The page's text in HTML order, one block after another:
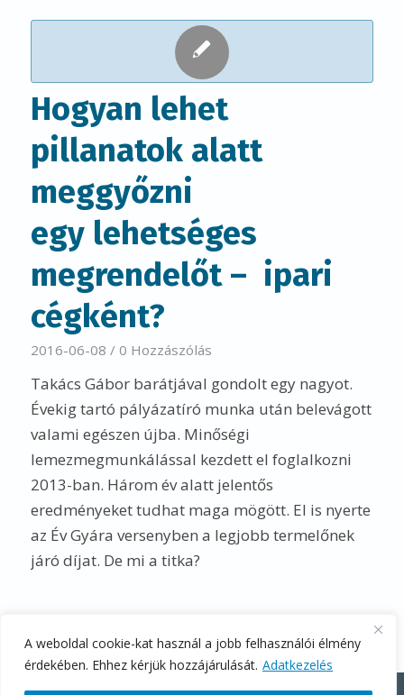
A weboldal cookie-kat használ a jobb felhasználói élmény
érdekében. Ehhez kérjük hozzájárulását. Adatkezelés
Hogyan lehet
pillanatok alatt
meggyőzni
egy lehetséges
megrendelőt – ipari
cégként?
2016-06-08 / 0 Hozzászólás
Takács Gábor barátjával gondolt egy nagyot.
Évekig tartó pályázatíró munka után belevágott
valami egészen újba. Minőségi
lemezmegmunkálással kezdett el foglalkozni
2013-ban. Három év alatt jelentős
eredményeket tudhat maga mögött. El is nyerte
az Év Gyára versenyben a legjobb termelőnek
járó díjat. De mi a titka?